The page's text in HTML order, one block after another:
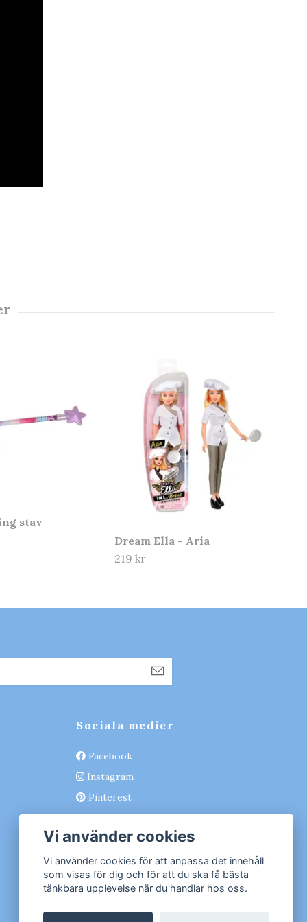
stav
Dream Ella - Aria
219 kr
Sociala medier
Facebook
Instagram
Pinterest
Vi använder cookies
Vi använder cookies för att anpassa det innehåll
som visas för dig och för att du ska få bästa
tänkbara upplevelse när du handlar hos oss.